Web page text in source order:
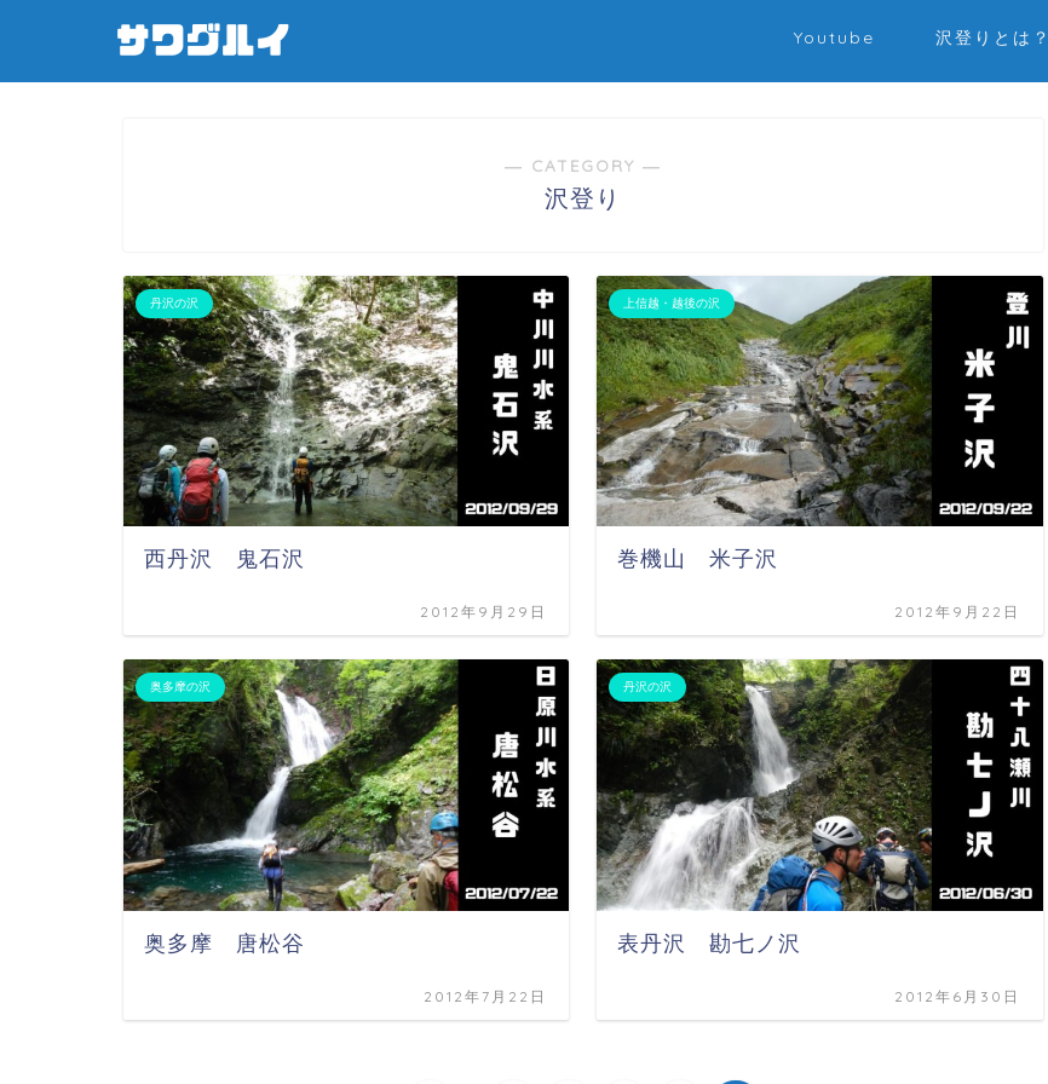
Youtube 沢登りとは？
― CATEGORY ―
沢登り
丹沢の沢
西丹沢 鬼石沢
2012年9月29日
上信越・越後の沢
巻機山 米子沢
2012年9月22日
奥多摩の沢
奥多摩 唐松谷
2012年7月22日
丹沢の沢
表丹沢 勘七ノ沢
2012年6月30日